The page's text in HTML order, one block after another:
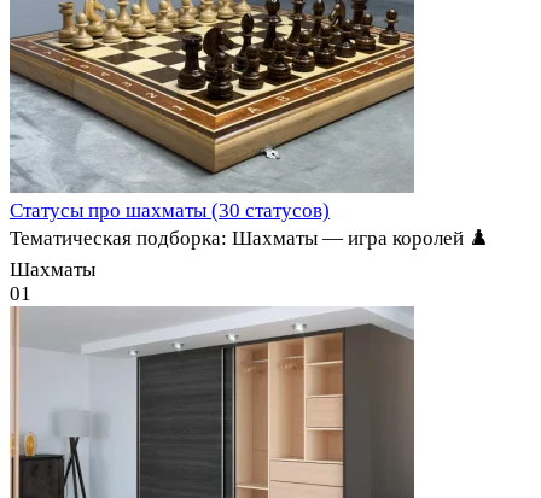
Статусы про шахматы (30 статусов)
Тематическая подборка: Шахматы — игра королей ♟️
Шахматы
01